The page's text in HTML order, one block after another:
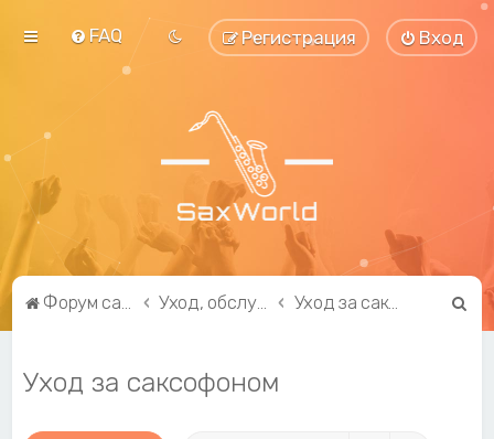
FAQ Вход
Регистрация
Форум саксофонистов SaxWorld.org Уход, обслуживание, ремонт и модификация Уход за саксофоном
Уход за саксофоном